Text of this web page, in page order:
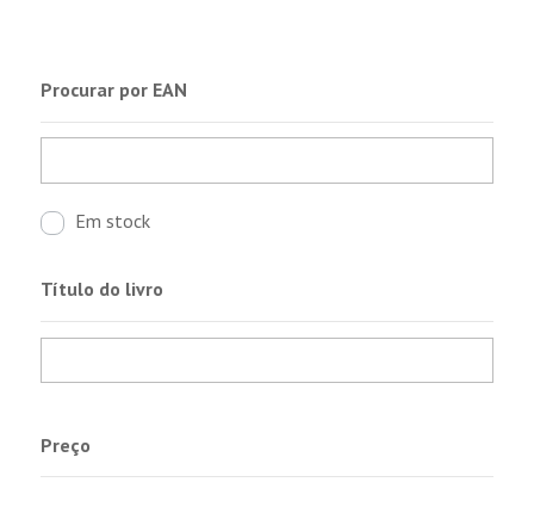
Procurar por EAN
Em stock
Título do livro
Preço